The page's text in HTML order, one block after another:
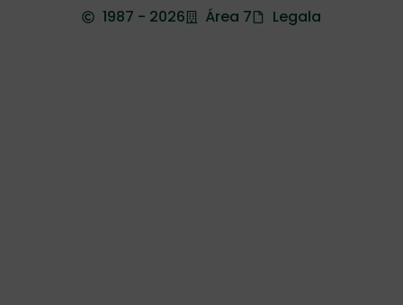
1987 - 2026 Área 7 Legala